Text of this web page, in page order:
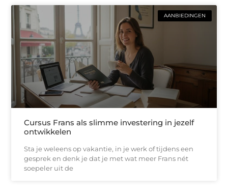
AANBIEDINGEN
Cursus Frans als slimme investering in jezelf
ontwikkelen
Sta je weleens op vakantie, in je werk of tijdens een
gesprek en denk je dat je met wat meer Frans nét
soepeler uit de